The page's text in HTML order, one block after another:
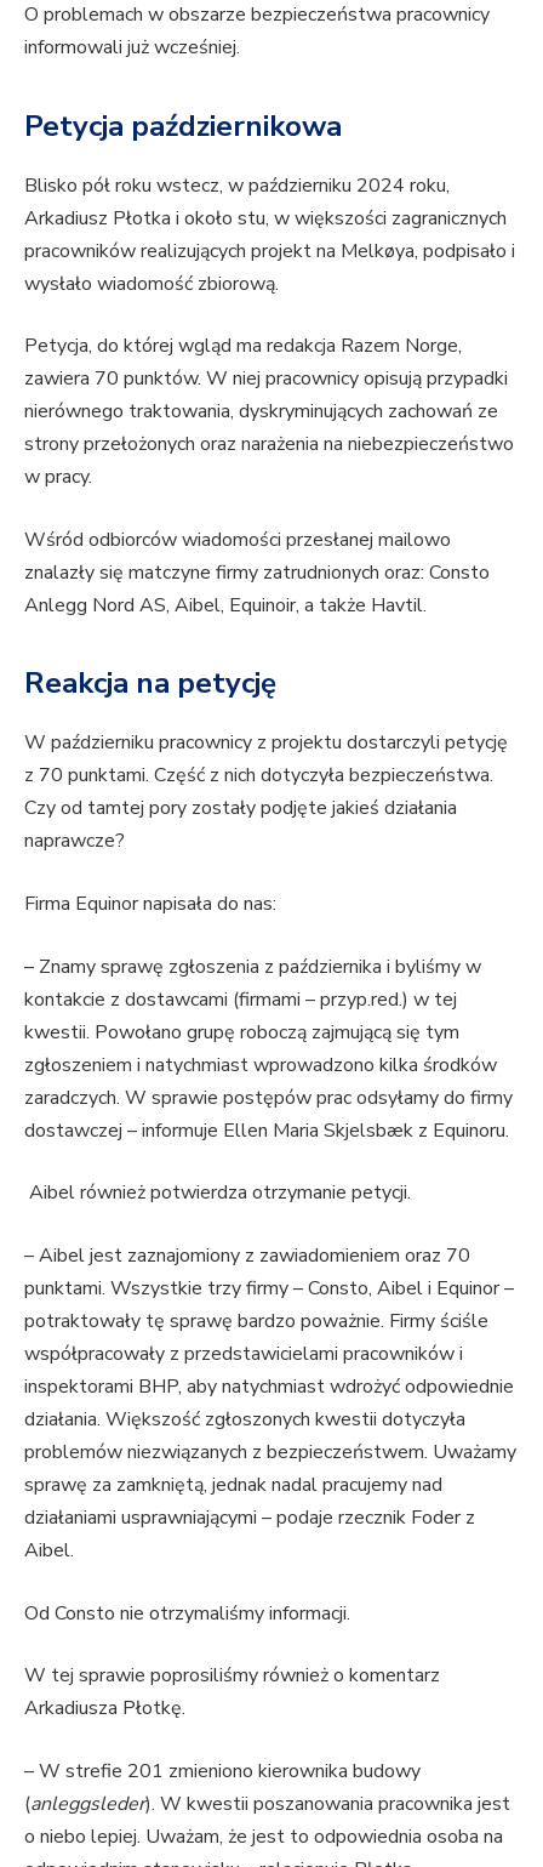
O problemach w obszarze bezpieczeństwa pracownicy
informowali już wcześniej.
Petycja październikowa
Blisko pół roku wstecz, w październiku 2024 roku,
Arkadiusz Płotka i około stu, w większości zagranicznych
pracowników realizujących projekt na Melkøya, podpisało i
wysłało wiadomość zbiorową.
Petycja, do której wgląd ma redakcja Razem Norge,
zawiera 70 punktów. W niej pracownicy opisują przypadki
nierównego traktowania, dyskryminujących zachowań ze
strony przełożonych oraz narażenia na niebezpieczeństwo
w pracy.
Wśród odbiorców wiadomości przesłanej mailowo
znalazły się matczyne firmy zatrudnionych oraz: Consto
Anlegg Nord AS, Aibel, Equinoir, a także Havtil.
Reakcja na petycję
W październiku pracownicy z projektu dostarczyli petycję
z 70 punktami. Część z nich dotyczyła bezpieczeństwa.
Czy od tamtej pory zostały podjęte jakieś działania
naprawcze?
Firma Equinor napisała do nas:
– Znamy sprawę zgłoszenia z października i byliśmy w
kontakcie z dostawcami (firmami – przyp.red.) w tej
kwestii. Powołano grupę roboczą zajmującą się tym
zgłoszeniem i natychmiast wprowadzono kilka środków
zaradczych. W sprawie postępów prac odsyłamy do firmy
dostawczej – informuje Ellen Maria Skjelsbæk z Equinoru.
Aibel również potwierdza otrzymanie petycji.
– Aibel jest zaznajomiony z zawiadomieniem oraz 70
punktami. Wszystkie trzy firmy – Consto, Aibel i Equinor –
potraktowały tę sprawę bardzo poważnie. Firmy ściśle
współpracowały z przedstawicielami pracowników i
inspektorami BHP, aby natychmiast wdrożyć odpowiednie
działania. Większość zgłoszonych kwestii dotyczyła
problemów niezwiązanych z bezpieczeństwem. Uważamy
sprawę za zamkniętą, jednak nadal pracujemy nad
działaniami usprawniającymi – podaje rzecznik Foder z
Aibel.
Od Consto nie otrzymaliśmy informacji.
W tej sprawie poprosiliśmy również o komentarz
Arkadiusza Płotkę.
– W strefie 201 zmieniono kierownika budowy
(anleggsleder). W kwestii poszanowania pracownika jest
o niebo lepiej. Uważam, że jest to odpowiednia osoba na